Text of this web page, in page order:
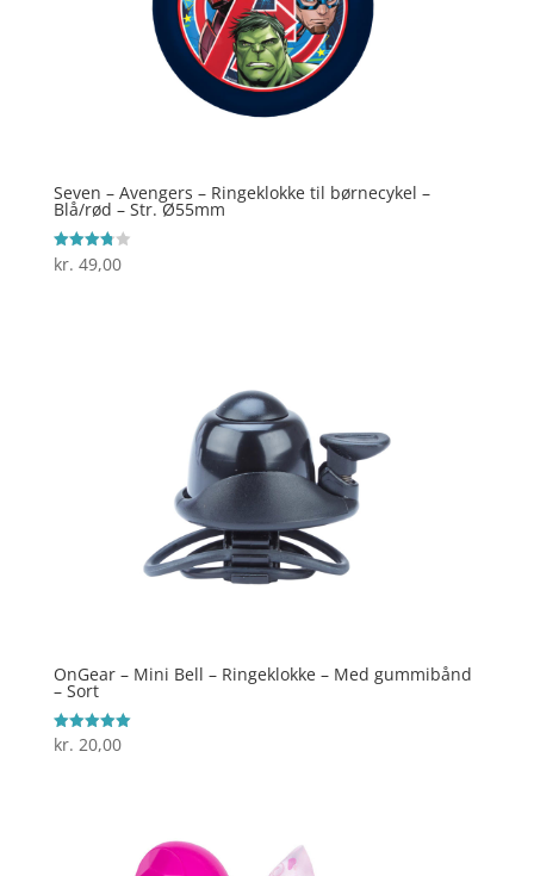
Seven – Avengers – Ringeklokke til børnecykel –
Blå/rød – Str. Ø55mm
Vurderet
3.8
kr. 49,00
OnGear – Mini Bell – Ringeklokke – Med gummibånd
– Sort
Vurderet
5
kr. 20,00